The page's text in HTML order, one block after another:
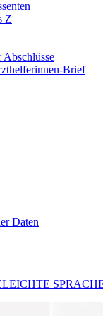
Z
Abschlüsse
Brief
Daten
LEICHTE